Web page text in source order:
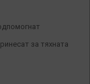
за тяхната